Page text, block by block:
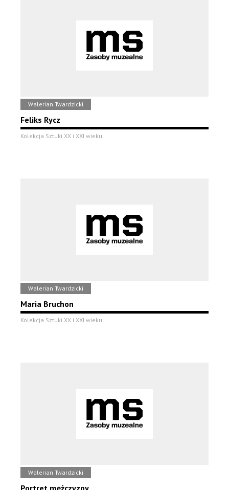
Walerian Twardzicki
Feliks Rycz
Kolekcja Sztuki XX i XXI wieku
Walerian Twardzicki
Maria Bruchon
Kolekcja Sztuki XX i XXI wieku
Walerian Twardzicki